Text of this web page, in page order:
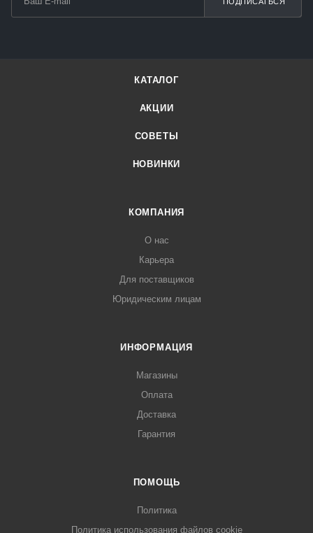
КАТАЛОГ
АКЦИИ
СОВЕТЫ
НОВИНКИ
КОМПАНИЯ
О нас
Карьера
Для поставщиков
Юридическим лицам
ИНФОРМАЦИЯ
Магазины
Оплата
Доставка
Гарантия
ПОМОЩЬ
Политика
Политика использования файлов cookie